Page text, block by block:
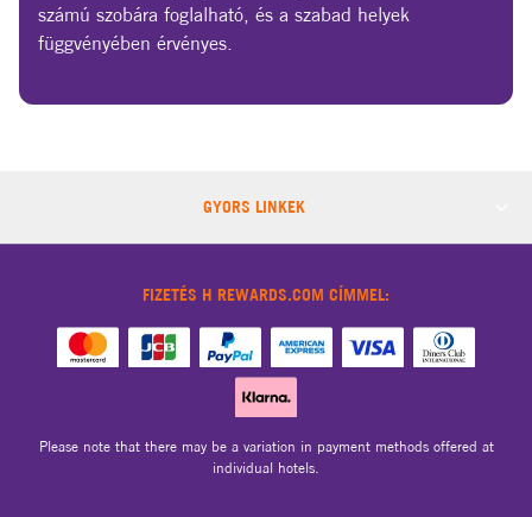
számú szobára foglalható, és a szabad helyek
függvényében érvényes.
GYORS LINKEK
FIZETÉS H REWARDS.COM CÍMMEL:
Please note that there may be a variation in payment methods offered at
individual hotels.